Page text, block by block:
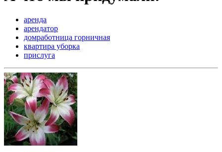
аренда
арендатор
домработница горничная
квартира уборка
прислуга